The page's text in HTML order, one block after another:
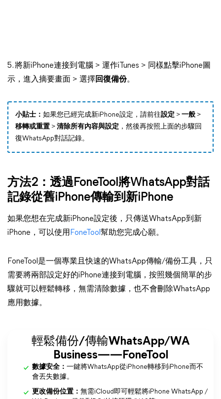
5. 將新iPhone連接到電腦 > 運作iTunes > 同樣點擊iPhone圖
示，進入摘要畫面 > 選擇回復備份。
小貼士： 如果您已經完成新iPhone設定，請前往設定 > 一般>
移轉或重置 > 清除所有內容與設定 ，然後再按照上面的步驟回
復WhatsApp對話記錄。
方法2：透過FoneTool將WhatsApp對話
記錄從舊iPhone傳輸到新iPhone
如果您想在完成新iPhone設定後，只傳送WhatsApp到新
iPhone，可以使用 FoneTool 幫助您完成心願。
FoneTool是一個專業且快速的WhatsApp傳輸/備份工具，只
需要將兩部設定好的iPhone連接到電腦，按照幾個簡單的步
驟就可以輕鬆轉移，無需清除數據，也不會刪除WhatsApp
應用數據。
輕鬆備份/傳輸WhatsApp/WA
Business——FoneTool
數據安全： 一鍵將WhatsApp從iPhone轉移到iPhone而不
會丟失數據。
更改備份位置： 無需iCloud即可輕鬆將iPhone WhatsApp /